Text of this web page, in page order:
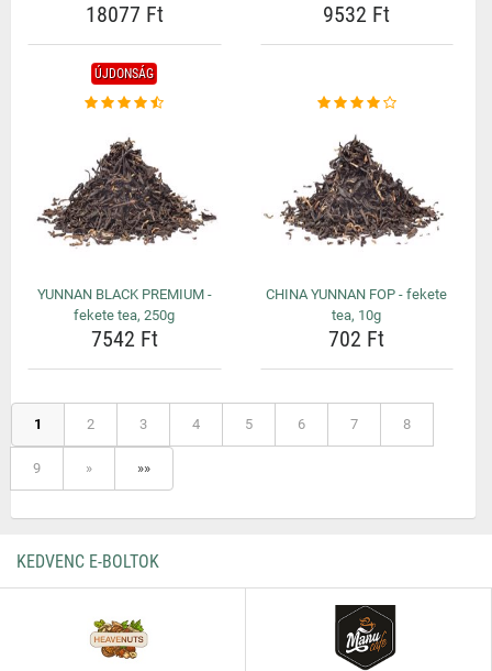
18077 Ft 9532 Ft
ÚJDONSÁG
YUNNAN BLACK PREMIUM -
fekete tea, 250g
7542 Ft
CHINA YUNNAN FOP - fekete
tea, 10g
702 Ft
1 2 3 4 5 6 7 8
9 » »»
KEDVENC E-BOLTOK